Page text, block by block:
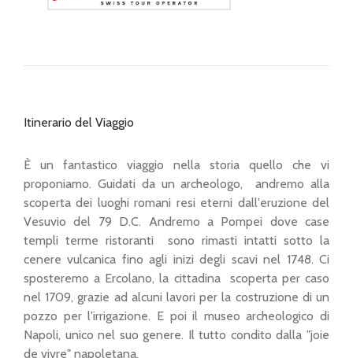
Itinerario del Viaggio
È un fantastico viaggio nella storia quello che vi
proponiamo. Guidati da un archeologo, andremo alla
scoperta dei luoghi romani resi eterni dall'eruzione del
Vesuvio del 79 D.C. Andremo a Pompei dove case
templi terme ristoranti sono rimasti intatti sotto la
cenere vulcanica fino agli inizi degli scavi nel 1748. Ci
sposteremo a Ercolano, la cittadina scoperta per caso
nel 1709, grazie ad alcuni lavori per la costruzione di un
pozzo per l'irrigazione. E poi il museo archeologico di
Napoli, unico nel suo genere. Il tutto condito dalla "joie
de vivre" napoletana.